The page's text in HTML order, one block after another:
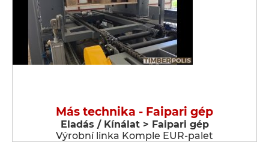
Más technika - Faipari gép
Eladás / Kínálat > Faipari gép
Výrobní linka Komple EUR-palet